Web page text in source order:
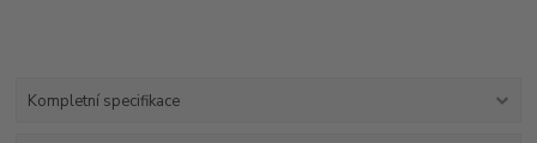
Kompletní specifikace